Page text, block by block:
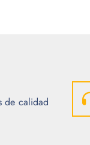
de calidad